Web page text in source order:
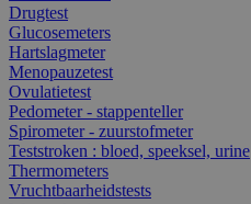
Drugtest
Glucosemeters
Hartslagmeter
Menopauzetest
Ovulatietest
Pedometer - stappenteller
Spirometer - zuurstofmeter
Teststroken : bloed, speeksel, urine
Thermometers
Vruchtbaarheidstests